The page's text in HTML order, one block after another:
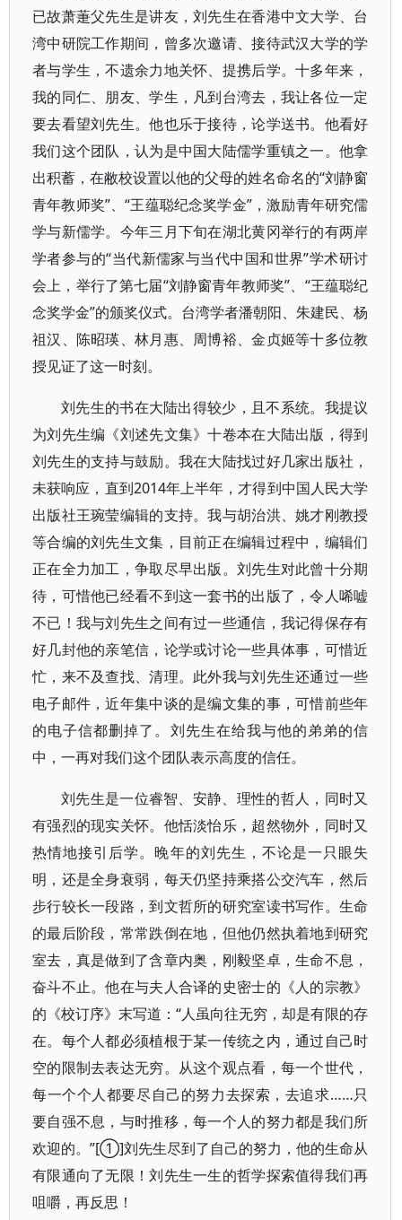
已故萧萐父先生是讲友，刘先生在香港中文大学、台
湾中研院工作期间，曾多次邀请、接待武汉大学的学
者与学生，不遗余力地关怀、提携后学。十多年来，
我的同仁、朋友、学生，凡到台湾去，我让各位一定
要去看望刘先生。他也乐于接待，论学送书。他看好
我们这个团队，认为是中国大陆儒学重镇之一。他拿
出积蓄，在敝校设置以他的父母的姓名命名的“刘静窗
青年教师奖”、“王蕴聪纪念奖学金”，激励青年研究儒
学与新儒学。今年三月下旬在湖北黄冈举行的有两岸
学者参与的“当代新儒家与当代中国和世界”学术研讨
会上，举行了第七届“刘静窗青年教师奖”、“王蕴聪纪
念奖学金”的颁奖仪式。台湾学者潘朝阳、朱建民、杨
祖汉、陈昭瑛、林月惠、周博裕、金贞姬等十多位教
授见证了这一时刻。
刘先生的书在大陆出得较少，且不系统。我提议
为刘先生编《刘述先文集》十卷本在大陆出版，得到
刘先生的支持与鼓励。我在大陆找过好几家出版社，
未获响应，直到2014年上半年，才得到中国人民大学
出版社王琬莹编辑的支持。我与胡治洪、姚才刚教授
等合编的刘先生文集，目前正在编辑过程中，编辑们
正在全力加工，争取尽早出版。刘先生对此曾十分期
待，可惜他已经看不到这一套书的出版了，令人唏嘘
不已！我与刘先生之间有过一些通信，我记得保存有
好几封他的亲笔信，论学或讨论一些具体事，可惜近
忙，来不及查找、清理。此外我与刘先生还通过一些
电子邮件，近年集中谈的是编文集的事，可惜前些年
的电子信都删掉了。刘先生在给我与他的弟弟的信
中，一再对我们这个团队表示高度的信任。
刘先生是一位睿智、安静、理性的哲人，同时又
有强烈的现实关怀。他恬淡怡乐，超然物外，同时又
热情地接引后学。晚年的刘先生，不论是一只眼失
明，还是全身衰弱，每天仍坚持乘搭公交汽车，然后
步行较长一段路，到文哲所的研究室读书写作。生命
的最后阶段，常常跌倒在地，但他仍然执着地到研究
室去，真是做到了含章内奥，刚毅坚卓，生命不息，
奋斗不止。他在与夫人合译的史密士的《人的宗教》
的《校订序》末写道：“人虽向往无穷，却是有限的存
在。每个人都必须植根于某一传统之内，通过自己时
空的限制去表达无穷。从这个观点看，每一个世代，
每一个个人都要尽自己的努力去探索，去追求……只
要自强不息，与时推移，每一个人的努力都是我们所
欢迎的。”[①]刘先生尽到了自己的努力，他的生命从
有限通向了无限！刘先生一生的哲学探索值得我们再
咀嚼，再反思！